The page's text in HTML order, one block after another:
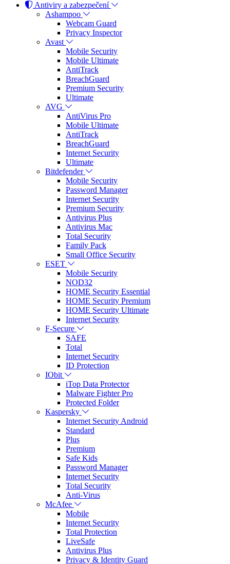
Antiviry a zabezpečení
Ashampoo
Webcam Guard
Privacy Inspector
Avast
Mobile Security
Mobile Ultimate
AntiTrack
BreachGuard
Premium Security
Ultimate
AVG
AntiVirus Pro
Mobile Ultimate
AntiTrack
BreachGuard
Internet Security
Ultimate
Bitdefender
Mobile Security
Password Manager
Internet Security
Premium Security
Antivirus Plus
Antivirus Mac
Total Security
Family Pack
Small Office Security
ESET
Mobile Security
NOD32
HOME Security Essential
HOME Security Premium
HOME Security Ultimate
Internet Security
F-Secure
SAFE
Total
Internet Security
ID Protection
IObit
iTop Data Protector
Malware Fighter Pro
Protected Folder
Kaspersky
Internet Security Android
Standard
Plus
Premium
Safe Kids
Password Manager
Internet Security
Total Security
Anti-Virus
McAfee
Mobile
Internet Security
Total Protection
LiveSafe
Antivirus Plus
Privacy & Identity Guard